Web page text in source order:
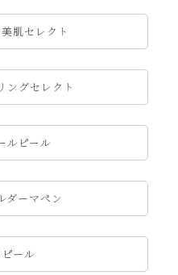
肌セレクト
ングセレクト
ルピール
ダーマペン
ール